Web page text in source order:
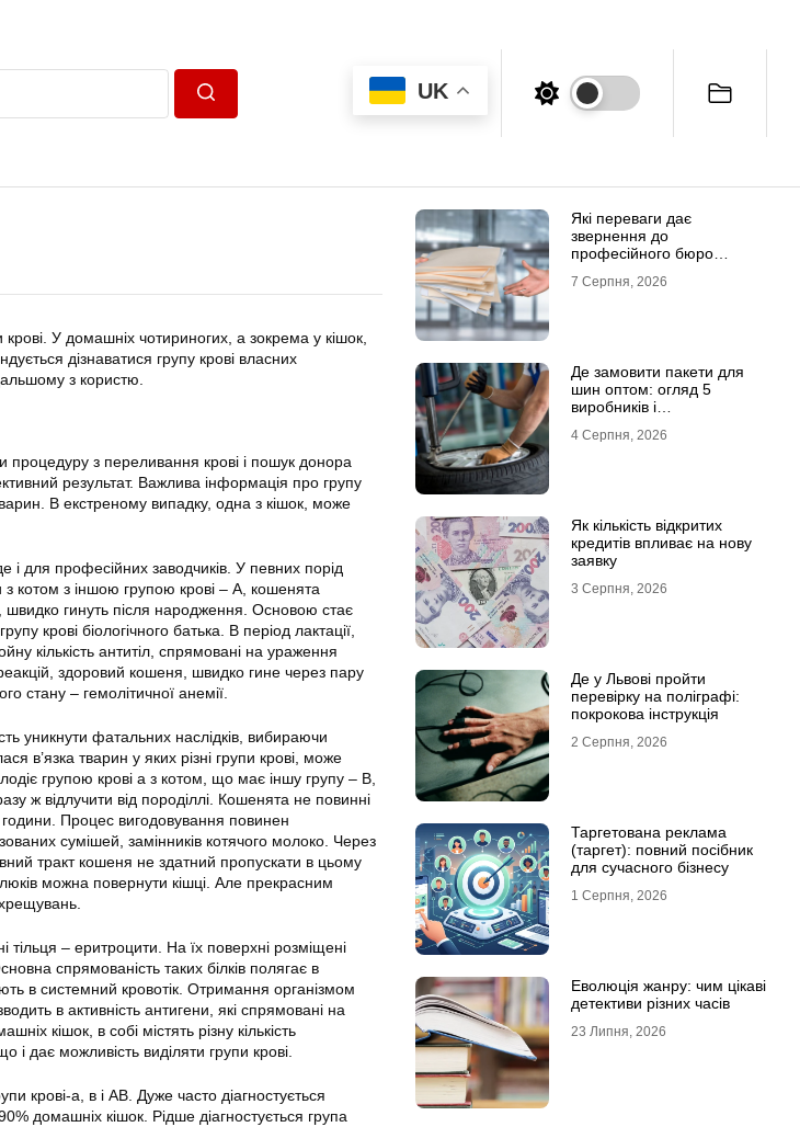
UK
У домашніх чотириногих, а зокрема у кішок,
дізнаватися групу крові власних
з користю.
процедуру з переливання крові і пошук донора
результат. Важлива інформація про групу
В екстреному випадку, одна з кішок, може
для професійних заводчиків. У певних порід
з котом з іншою групою крові – А, кошенята
швидко гинуть після народження. Основою стає
крові біологічного батька. В період лактації,
кількість антитіл, спрямовані на ураження
здоровий кошеня, швидко гине через пару
стану – гемолітичної анемії.
уникнути фатальних наслідків, вибираючи
в’язка тварин у яких різні групи крові, може
групою крові а з котом, що має іншу групу – В,
ж відлучити від породіллі. Кошенята не повинні
Процес вигодовування повинен
сумішей, замінників котячого молоко. Через
тракт кошеня не здатний пропускати в цьому
можна повернути кішці. Але прекрасним
тільця – еритроцити. На їх поверхні розміщені
спрямованість таких білків полягає в
в системний кровотік. Отримання організмом
в активність антигени, які спрямовані на
кішок, в собі містять різну кількість
і дає можливість виділяти групи крові.
крові-а, в і АВ. Дуже часто діагностується
домашніх кішок. Рідше діагностується група
Які переваги дає
звернення до
професійного бюро
7 Серпня, 2026
Де замовити пакети для
шин оптом: огляд 5
виробників і
4 Серпня, 2026
Як кількість відкритих
кредитів впливає на нову
заявку
3 Серпня, 2026
Де у Львові пройти
перевірку на поліграфі:
покрокова інструкція
2 Серпня, 2026
Таргетована реклама
(таргет): повний посібник
для сучасного бізнесу
1 Серпня, 2026
Еволюція жанру: чим цікаві
детективи різних часів
23 Липня, 2026